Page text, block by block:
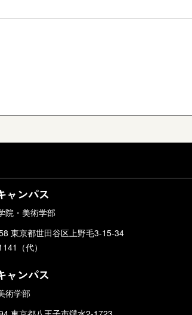
ャンパス
院・美術学部
東京都世田谷区上野毛3-15-34
（代）
ャンパス
術学部